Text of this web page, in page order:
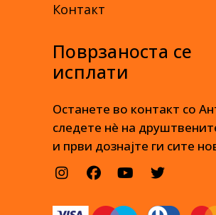
Контакт
Поврзаноста се
исплати
Останете во контакт со
следете нè на
и први дознајте ги сите